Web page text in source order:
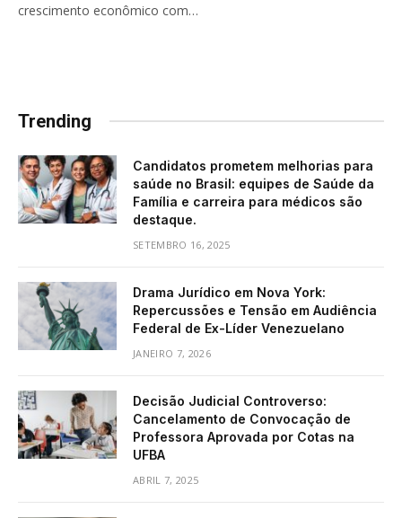
crescimento econômico com…
Trending
Candidatos prometem melhorias para
saúde no Brasil: equipes de Saúde da
Família e carreira para médicos são
destaque.
SETEMBRO 16, 2025
Drama Jurídico em Nova York:
Repercussões e Tensão em Audiência
Federal de Ex-Líder Venezuelano
JANEIRO 7, 2026
Decisão Judicial Controverso:
Cancelamento de Convocação de
Professora Aprovada por Cotas na
UFBA
ABRIL 7, 2025